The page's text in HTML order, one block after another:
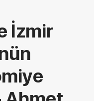
İzmir